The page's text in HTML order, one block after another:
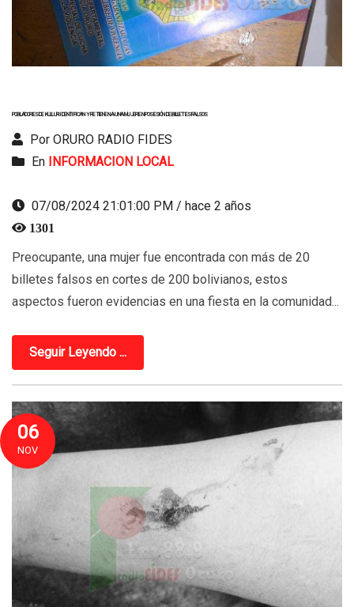
POBLADORES DE KULLURI IDENTIFICAN Y RETIENEN A UNA MUJER EN POSESIÓN DE BILLETES FALSOS
Por ORURO RADIO FIDES
En
INFORMACION LOCAL
07/08/2024 21:01:00 PM / hace 2 años
1301
Preocupante, una mujer fue encontrada con más de 20
billetes falsos en cortes de 200 bolivianos, estos
aspectos fueron evidencias en una fiesta en la comunidad...
Seguir Leyendo ...
06
NOV